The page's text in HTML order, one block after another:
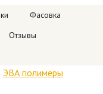
Фасовка
Отзывы
ЭВА полимеры